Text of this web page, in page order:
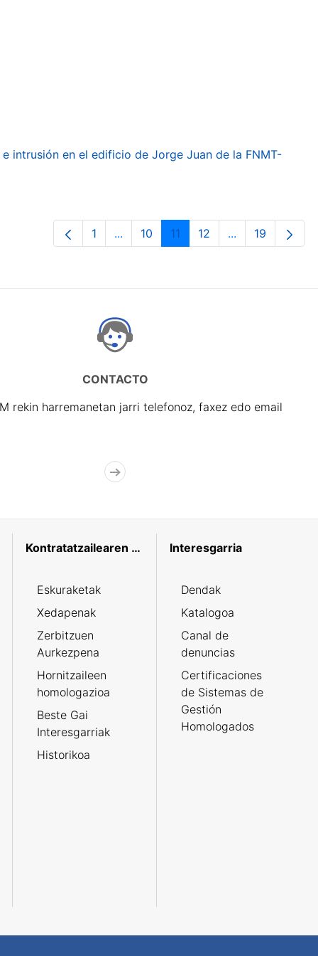
intrusión en el edificio de Jorge Juan de la FNMT-
Orrialdea
1 ...Intermediate Pages Use TAB to
Orrialdea
10 Orrialdea
11 Orrialdea
12 ...Intermediate
Orrialdea
19
CONTACTO
rekin harremanetan jarri telefonoz, faxez edo email
Kontratatzailearen profila
Eskuraketak
Xedapenak
Zerbitzuen
Aurkezpena
Hornitzaileen
homologazioa
Beste Gai
Interesgarriak
Historikoa
Interesgarria
Dendak
Katalogoa
Canal de
denuncias
Certificaciones
de Sistemas de
Gestión
Homologados